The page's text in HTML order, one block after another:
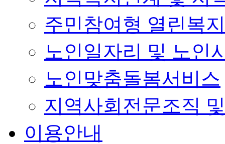
주민참여형 열린복
노인일자리 및 노인
노인맞춤돌봄서비스
지역사회전문조직
이용안내